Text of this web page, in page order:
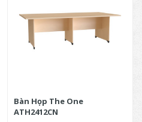
Bàn Họp The One
ATH2412CN